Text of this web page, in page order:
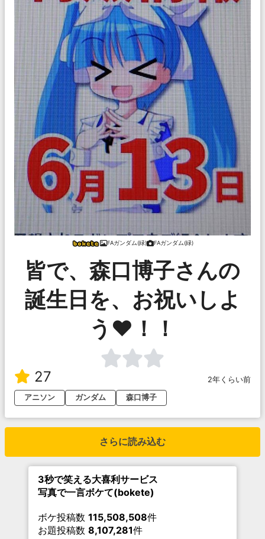
FAガンダム(緑) FAガンダム(緑)
皆で、森口博子さんの
誕生日を、お祝いしよ
う♥！！
27
2年くらい前
アニソン
ガンダム 森口博子
さらに読み込む
3秒で笑える大喜利サービス
写真で一言ボケて(bokete)
ボケ投稿数 115,508,508件
お題投稿数 8,107,281件